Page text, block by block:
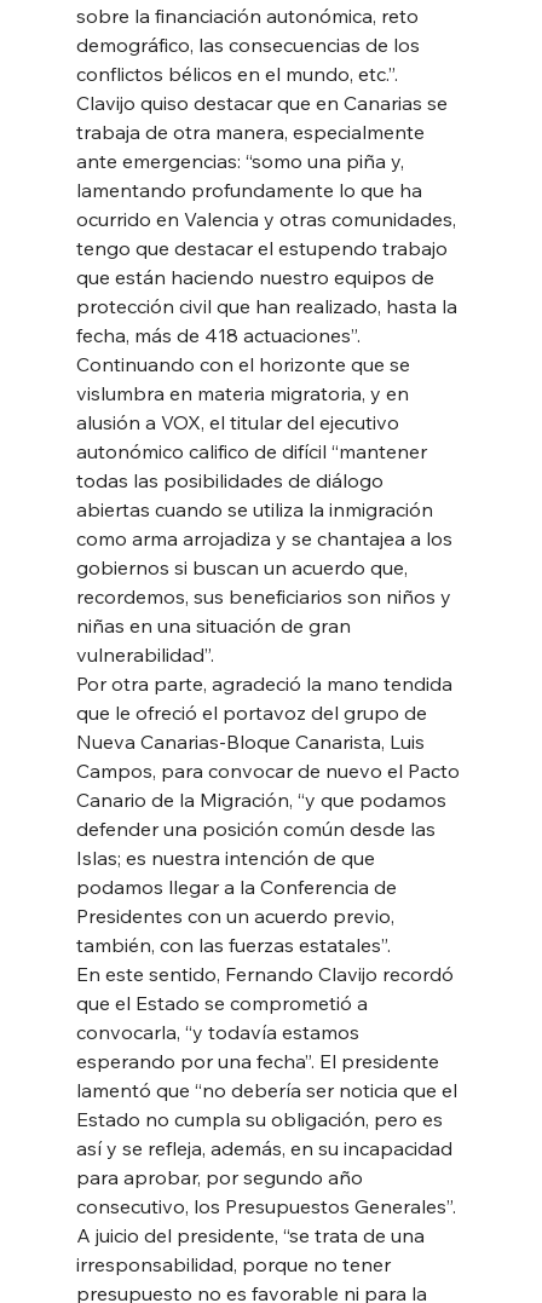
sobre la financiación autonómica, reto
demográfico, las consecuencias de los
conflictos bélicos en el mundo, etc.”.
Clavijo quiso destacar que en Canarias se
trabaja de otra manera, especialmente
ante emergencias: “somo una piña y,
lamentando profundamente lo que ha
ocurrido en Valencia y otras comunidades,
tengo que destacar el estupendo trabajo
que están haciendo nuestro equipos de
protección civil que han realizado, hasta la
fecha, más de 418 actuaciones”.
Continuando con el horizonte que se
vislumbra en materia migratoria, y en
alusión a VOX, el titular del ejecutivo
autonómico califico de difícil “mantener
todas las posibilidades de diálogo
abiertas cuando se utiliza la inmigración
como arma arrojadiza y se chantajea a los
gobiernos si buscan un acuerdo que,
recordemos, sus beneficiarios son niños y
niñas en una situación de gran
vulnerabilidad”.
Por otra parte, agradeció la mano tendida
que le ofreció el portavoz del grupo de
Nueva Canarias-Bloque Canarista, Luis
Campos, para convocar de nuevo el Pacto
Canario de la Migración, “y que podamos
defender una posición común desde las
Islas; es nuestra intención de que
podamos llegar a la Conferencia de
Presidentes con un acuerdo previo,
también, con las fuerzas estatales”.
En este sentido, Fernando Clavijo recordó
que el Estado se comprometió a
convocarla, “y todavía estamos
esperando por una fecha”. El presidente
lamentó que “no debería ser noticia que el
Estado no cumpla su obligación, pero es
así y se refleja, además, en su incapacidad
para aprobar, por segundo año
consecutivo, los Presupuestos Generales”.
A juicio del presidente, “se trata de una
irresponsabilidad, porque no tener
presupuesto no es favorable ni para la